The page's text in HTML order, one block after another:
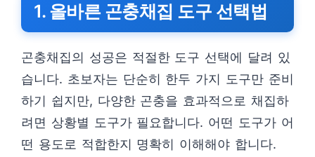
1. 올바른 곤충채집 도구 선택법
곤충채집의 성공은 적절한 도구 선택에 달려 있
습니다. 초보자는 단순히 한두 가지 도구만 준비
하기 쉽지만, 다양한 곤충을 효과적으로 채집하
려면 상황별 도구가 필요합니다. 어떤 도구가 어
떤 용도로 적합한지 명확히 이해해야 합니다.